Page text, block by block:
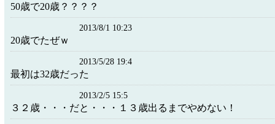
50歳で20歳？？？？
2013/8/1 10:23
20歳でたぜｗ
2013/5/28 19:4
最初は32歳だった
2013/2/5 15:5
３２歳・・・だと・・・１３歳出るまでやめない！